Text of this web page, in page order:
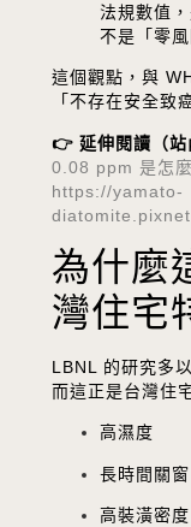
法規數值
不是「零
這個觀點，與
「不存在安全致
👉 延伸閱讀（站
0.08 ppm 是怎
https://yamato-
為什麼
灣住宅
LBNL 的研究多
而這正是台灣住
高濕度
長時間關
高裝潢密度